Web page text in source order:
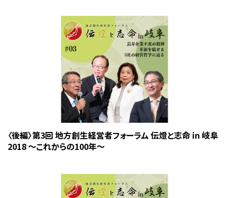
〈後編〉第3回 地方創生経営者フォーラム 伝燈と志命 in 岐阜
2018 ～これからの100年～